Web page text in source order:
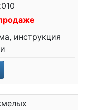
инструкция